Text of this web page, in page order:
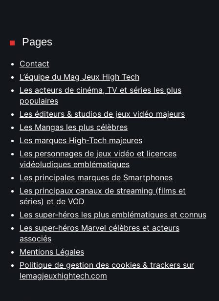
Pages
Contact
L’équipe du Mag Jeux High Tech
Les acteurs de cinéma, TV et séries les plus
populaires
Les éditeurs & studios de jeux vidéo majeurs
Les Mangas les plus célèbres
Les marques High-Tech majeures
Les personnages de jeux vidéo et licences
vidéoludiques emblématiques
Les principales marques de Smartphones
Les principaux canaux de streaming (films et
séries) et de VOD
Les super-héros les plus emblématiques et connus
Les super-héros Marvel célèbres et acteurs
associés
Mentions Légales
Politique de gestion des cookies & trackers sur
lemagjeuxhightech.com